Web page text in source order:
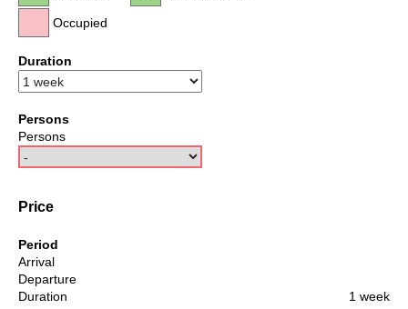
Occupied
Duration
Persons
Persons
Price
Period
Arrival
Departure
Duration
1 week